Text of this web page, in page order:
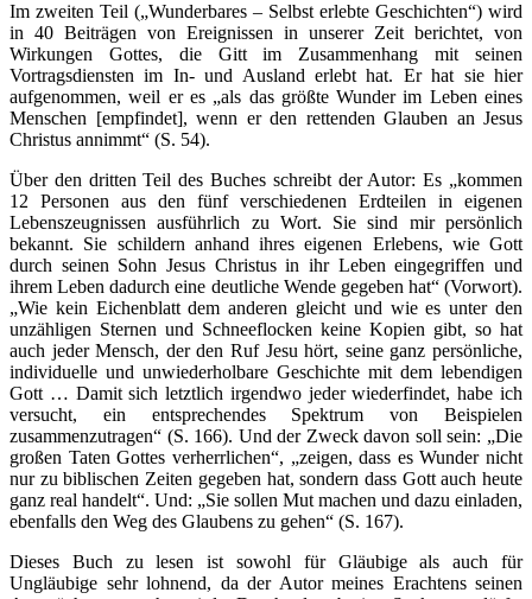
Im zweiten Teil („Wunderbares – Selbst erlebte Geschichten“) wird
in 40 Beiträgen von Ereignissen in unserer Zeit berichtet, von
Wirkungen Gottes, die Gitt im Zusammenhang mit seinen
Vortragsdiensten im In- und Ausland erlebt hat. Er hat sie hier
aufgenommen, weil er es „als das größte Wunder im Leben eines
Menschen [empfindet], wenn er den rettenden Glauben an Jesus
Christus annimmt“ (S. 54).
Über den dritten Teil des Buches schreibt der Autor: Es „kommen
12 Personen aus den fünf verschiedenen Erdteilen in eigenen
Lebenszeugnissen ausführlich zu Wort. Sie sind mir persönlich
bekannt. Sie schildern anhand ihres eigenen Erlebens, wie Gott
durch seinen Sohn Jesus Christus in ihr Leben eingegriffen und
ihrem Leben dadurch eine deutliche Wende gegeben hat“ (Vorwort).
„Wie kein Eichenblatt dem anderen gleicht und wie es unter den
unzähligen Sternen und Schneeflocken keine Kopien gibt, so hat
auch jeder Mensch, der den Ruf Jesu hört, seine ganz persönliche,
individuelle und unwiederholbare Geschichte mit dem lebendigen
Gott … Damit sich letztlich irgendwo jeder wiederfindet, habe ich
versucht, ein entsprechendes Spektrum von Beispielen
zusammenzutragen“ (S. 166). Und der Zweck davon soll sein: „Die
großen Taten Gottes verherrlichen“, „zeigen, dass es Wunder nicht
nur zu biblischen Zeiten gegeben hat, sondern dass Gott auch heute
ganz real handelt“. Und: „Sie sollen Mut machen und dazu einladen,
ebenfalls den Weg des Glaubens zu gehen“ (S. 167).
Dieses Buch zu lesen ist sowohl für Gläubige als auch für
Ungläubige sehr lohnend, da der Autor meines Erachtens seinen